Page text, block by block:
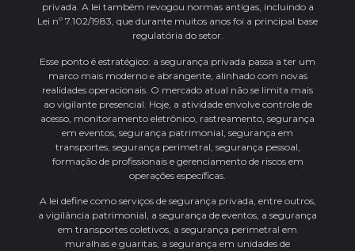
privada. A lei também revogou normas antigas, incluindo a
Lei nº 7.102/1983, que durante muitos anos foi a principal base
regulatória do setor.
Esse ponto é estratégico: a segurança privada passa a ter um
marco mais moderno e abrangente, alinhado com novas
realidades operacionais. O mercado atual não se limita mais
ao vigilante presencial. Hoje, a atividade envolve controle de
acesso, monitoramento eletrônico, rastreamento, segurança
em eventos, segurança patrimonial, segurança em
transportes, segurança perimetral, segurança pessoal,
formação de profissionais e gerenciamento de riscos em
operações específicas.
A lei define como serviços de segurança privada, entre outros,
a vigilância patrimonial, a segurança de eventos, a segurança
em transportes coletivos, a segurança perimetral em
muralhas e guaritas, a segurança em unidades de